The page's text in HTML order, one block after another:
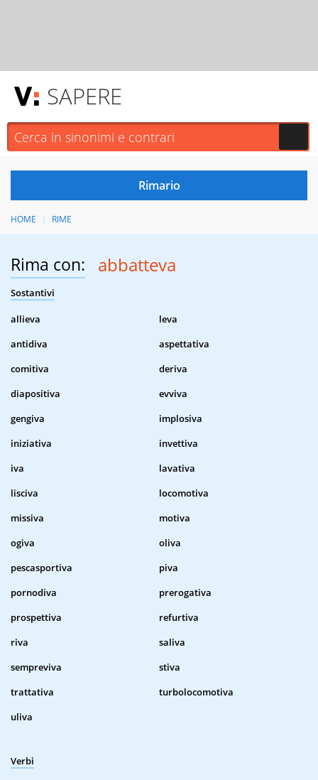
SAPERE
HOME RIME
Rima con: abbatteva
Sostantivi
allieva
leva
antidiva
aspettativa
comitiva
deriva
diapositiva
evviva
gengiva
implosiva
iniziativa
invettiva
iva
lavativa
lisciva
locomotiva
missiva
motiva
ogiva
oliva
pescasportiva
piva
pornodiva
prerogativa
prospettiva
refurtiva
riva
saliva
sempreviva
stiva
trattativa
turbolocomotiva
uliva
Verbi